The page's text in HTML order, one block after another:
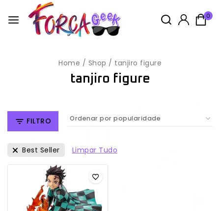
0
Home / Shop / tanjiro figure
tanjiro figure
FILTRO
Best Seller Limpar Tudo